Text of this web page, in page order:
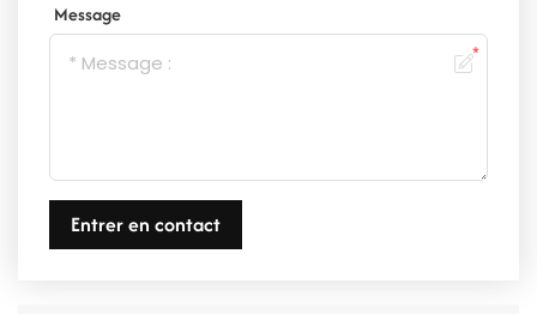
Message
Entrer en contact